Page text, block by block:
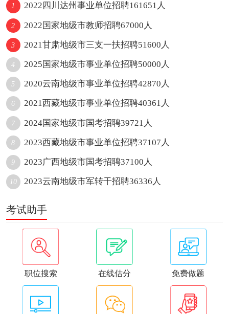
1 2022四川达州事业单位招聘161651人
2 2022国家地级市教师招聘67000人
3 2021甘肃地级市三支一扶招聘51600人
4 2025国家地级市事业单位招聘50000人
5 2020云南地级市事业单位招聘42870人
6 2021西藏地级市事业单位招聘40361人
7 2024国家地级市国考招聘39721人
8 2023西藏地级市事业单位招聘37107人
9 2023广西地级市国考招聘37100人
10 2023云南地级市军转干招聘36336人
考试助手
职位搜索 在线估分 免费做题